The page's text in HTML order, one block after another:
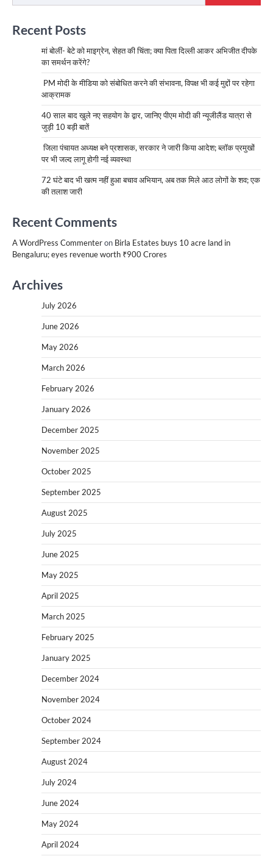
Recent Posts
मां बोलीं- बेटे को माइग्रेन, सेहत की चिंता; क्या पिता दिल्ली आकर अभिजीत दीपके
का समर्थन करेंगे?
PM मोदी के मीडिया को संबोधित करने की संभावना, विपक्ष भी कई मुद्दों पर रहेगा
आक्रामक
40 साल बाद खुले नए सहयोग के द्वार, जानिए पीएम मोदी की न्यूजीलैंड यात्रा से
जुड़ी 10 बड़ी बातें
जिला पंचायत अध्यक्ष बने प्रशासक, सरकार ने जारी किया आदेश; ब्लॉक प्रमुखों
पर भी जल्द लागू होगी नई व्यवस्था
72 घंटे बाद भी खत्म नहीं हुआ बचाव अभियान, अब तक मिले आठ लोगों के शव; एक
की तलाश जारी
Recent Comments
A WordPress Commenteron Birla Estates buys 10 acre land in
Bengaluru; eyes revenue worth ₹900 Crores
Archives
July 2026
June 2026
May 2026
March 2026
February 2026
January 2026
December 2025
November 2025
October 2025
September 2025
August 2025
July 2025
June 2025
May 2025
April 2025
March 2025
February 2025
January 2025
December 2024
November 2024
October 2024
September 2024
August 2024
July 2024
June 2024
May 2024
April 2024